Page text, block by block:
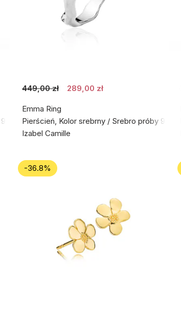
449,00 zł 289,00 zł
Emma Ring
Pierścień, Kolor srebrny / Srebro próby 925
Izabel Camille
-36.8%